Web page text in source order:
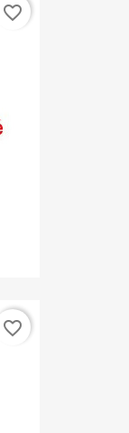
favorite_border
favorite_border